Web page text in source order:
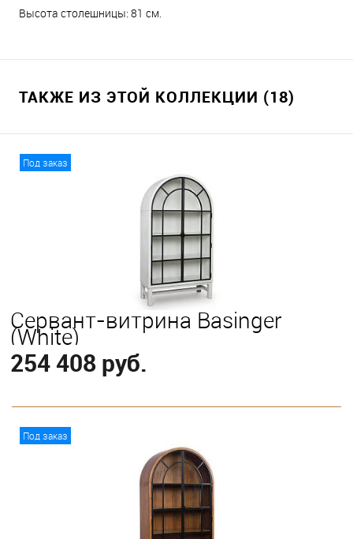
Высота столешницы: 81 см.
ТАКЖЕ ИЗ ЭТОЙ КОЛЛЕКЦИИ (18)
Под заказ
Сервант-витрина Basinger
(White)
254 408 руб.
Под заказ